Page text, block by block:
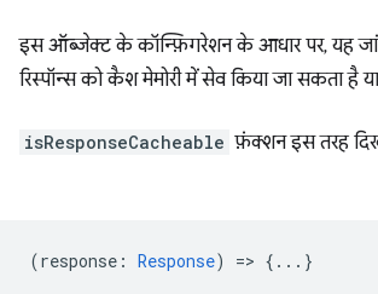
इस ऑब्जेक्ट के कॉन्फ़िगरेशन के आधार पर, यह
रिस्पॉन्स को कैश मेमोरी में सेव किया जा सकता है
isResponseCacheable फ़ंक्शन इस तरह
(response : Response) => {...}